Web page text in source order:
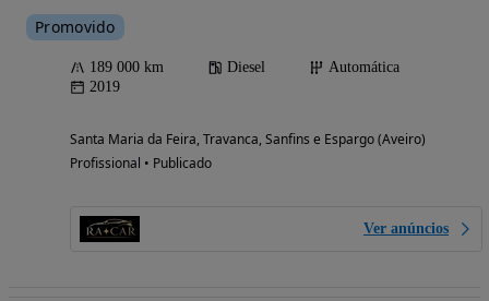
Promovido
189 000 km Diesel
Automática
2019
Santa Maria da Feira, Travanca, Sanfins e Espargo (Aveiro)
Profissional • Publicado
Ver anúncios